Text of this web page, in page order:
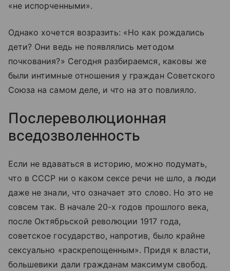
«не испорченными».
Однако хочется возразить: «Но как рождались
дети? Они ведь не появлялись методом
почкования?» Сегодня разбираемся, каковы же
были интимные отношения у граждан Советского
Союза на самом деле, и что на это повлияло.
Послереволюционная
вседозволенность
Если не вдаваться в историю, можно подумать,
что в СССР ни о каком сексе речи не шло, а люди
даже не знали, что означает это слово. Но это не
совсем так. В начале 20-х годов прошлого века,
после Октябрьской революции 1917 года,
советское государство, напротив, было крайне
сексуально «раскрепощенным». Придя к власти,
большевики дали гражданам максимум свобод.